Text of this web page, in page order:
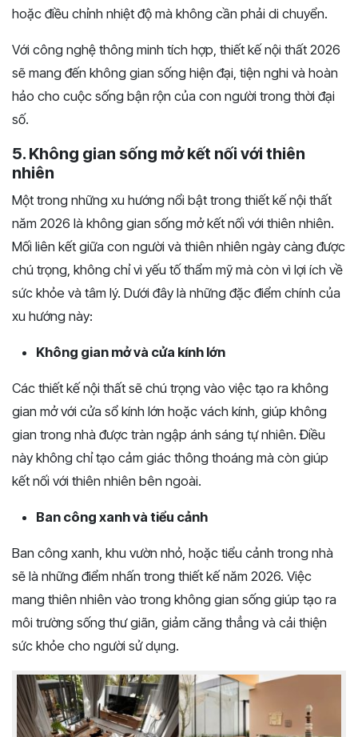
hoặc điều chỉnh nhiệt độ mà không cần phải di chuyển.
Với công nghệ thông minh tích hợp, thiết kế nội thất 2026
sẽ mang đến không gian sống hiện đại, tiện nghi và hoàn
hảo cho cuộc sống bận rộn của con người trong thời đại
số.
5. Không gian sống mở kết nối với thiên
nhiên
Một trong những xu hướng nổi bật trong thiết kế nội thất
năm 2026 là không gian sống mở kết nối với thiên nhiên.
Mối liên kết giữa con người và thiên nhiên ngày càng được
chú trọng, không chỉ vì yếu tố thẩm mỹ mà còn vì lợi ích về
sức khỏe và tâm lý. Dưới đây là những đặc điểm chính của
xu hướng này:
Không gian mở và cửa kính lớn
Các thiết kế nội thất sẽ chú trọng vào việc tạo ra không
gian mở với cửa sổ kính lớn hoặc vách kính, giúp không
gian trong nhà được tràn ngập ánh sáng tự nhiên. Điều
này không chỉ tạo cảm giác thông thoáng mà còn giúp
kết nối với thiên nhiên bên ngoài.
Ban công xanh và tiểu cảnh
Ban công xanh, khu vườn nhỏ, hoặc tiểu cảnh trong nhà
sẽ là những điểm nhấn trong thiết kế năm 2026. Việc
mang thiên nhiên vào trong không gian sống giúp tạo ra
môi trường sống thư giãn, giảm căng thẳng và cải thiện
sức khỏe cho người sử dụng.